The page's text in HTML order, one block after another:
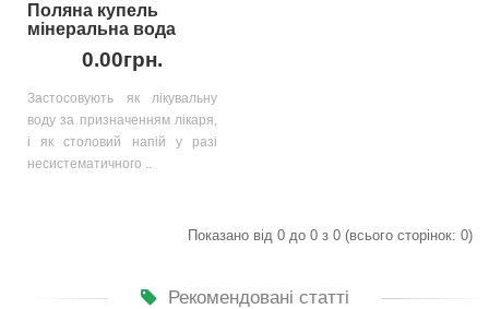
Поляна купель
мінеральна вода
0.00грн.
Застосовують як лікувальну
воду за призначенням лікаря,
і як столовий напій у разі
несистематичного ..
Показано від 0 до 0 з 0 (всього сторінок: 0)
Рекомендовані статті